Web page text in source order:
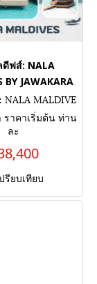
ดีฟส์: NALA
BY JAWAKARA
MALDIVE
JAWAKARA
ราคาเริ่มต้น ท่าน
ละ
รียบเทียบ